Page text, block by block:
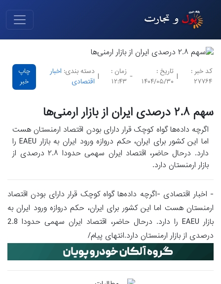
کد خبر :
۲۷۷۶۴
|
تاریخ :
۱۴۰۴/۰۵/۳۰
-
زمان :
۱۲:۴۳
|
دسته بندی: اخبار
اقتصادی
چاپ
خبر
سهم ۲.۸ درصدی ایران از بازار ارمنی‌ها
اگرچه داده‌ها گواه کوچک قرار دارای بودن اقتصاد ارمنستان هست
اما این کشور برای ایران، حکم دروازه ورود ایران به بازار EAEU را
دارد. درحال حاضر، اقتصاد ایران سهمی حدودا ۲.۸ درصدی از
بازار ارمنستان دارد.
- اخبار اقتصادی -اگرچه داده‌ها گواه کوچک قرار دارای بودن اقتصاد
ارمنستان هست اما این کشور برای ایران، حکم دروازه ورود ایران به
بازار EAEU را دارد. درحال حاضر، اقتصاد ایران سهمی حدودا 2.8
درصدی از بازار ارمنستان دارد.انتهای پیام/